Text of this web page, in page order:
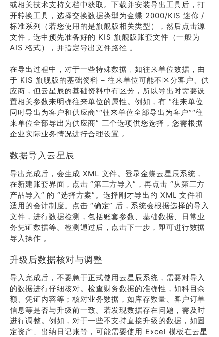
或相关技术支持文档中获取。下载并安装导出工具后，打
开转换工具，选择交换数据类型为金蝶 2000/KIS 迷你 /
标准系列（若您使用的是旗舰版相关类型），然后点击源
文件，选中预先准备好的 KIS 旗舰版账套文件（一般为
AIS 格式），并指定导出文件路径 。
在导出过程中，对于一些特殊数据，如往来单位数据，由
于 KIS 旗舰版的基础资料 – 往来单位可能不区分客户、供
应商，但云星辰的基础资料中有区分，所以导出时需要设
置相关参数来明确往来单位的属性。例如，有 “往来单位
同时导出为客户和供应商”“往来单位全部导出为客户”“往
来单位全部导出为供应商” 三个选项供您选择，您需根据
企业实际业务情况进行合理设置 。
数据导入云星辰
导出完成后，会生成 XML 文件。登录金蝶云星辰系统，
在新建账套界面，点击 “第三方导入”，再点击 “从第三方
产品导入” 的 “选择方案”。选择刚才导出的 XML 文件和
适用的会计制度。点击 “确定” 后，系统会根据选择的导入
文件，进行数据检测，包括账套参数、基础数据、日常业
务凭证数据等。检测通过后，点击下一步，即可进行数据
导入操作 。
升级后数据核对与调整
导入完成后，不要急于正式使用云星辰系统，需要对导入
的数据进行仔细核对。检查财务数据的准确性，如科目余
额、凭证内容等；核对业务数据，如库存数量、客户订单
信息等是否与升级前一致。若发现数据存在问题，需及时
进行调整。例如，对于一些不支持直接升级的数据，如固
定资产、出纳日记账等，可能需要使用 Excel 模板在云星